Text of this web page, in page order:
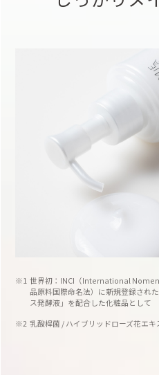
世界初：INCI（International
品原料国際命名法）に新規登録され
ス発酵液」を配合した化粧品として
乳酸桿菌 / ハイブリッドローズ花エキ